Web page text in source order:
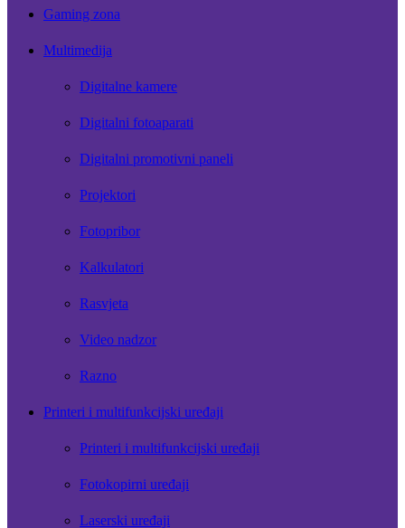
Gaming zona
Multimedija
Digitalne kamere
Digitalni fotoaparati
Digitalni promotivni paneli
Projektori
Fotopribor
Kalkulatori
Rasvjeta
Video nadzor
Razno
Printeri i multifunkcijski uređaji
Printeri i multifunkcijski uređaji
Fotokopirni uređaji
Laserski uređaji